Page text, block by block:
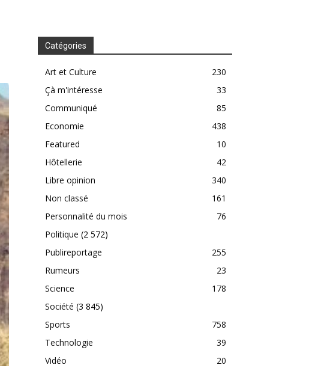
Catégories
Art et Culture
230
Çà m'intéresse
33
Communiqué
85
Economie
438
Featured
10
Hôtellerie
42
Libre opinion
340
Non classé
161
Personnalité du mois
76
Politique (2 572)
Publireportage
255
Rumeurs
23
Science
178
Société (3 845)
Sports
758
Technologie
39
Vidéo
20